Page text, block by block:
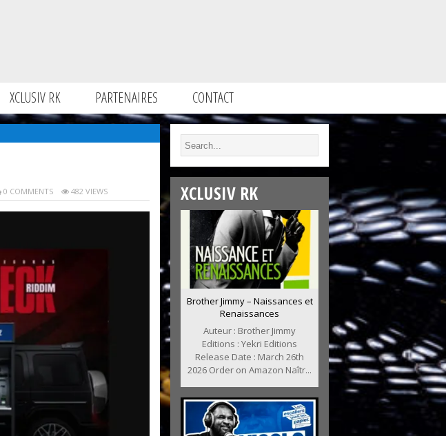
XCLUSIV RK PARTENAIRES CONTACT
0 COMMENTS 482 VIEWS XCLUSIV RK
Brother Jimmy – Naissances et
Renaissances
Auteur : Brother Jimmy
Editions : Yekri Editions
Release Date : March 26th
2026 Order on Amazon Naîtr...